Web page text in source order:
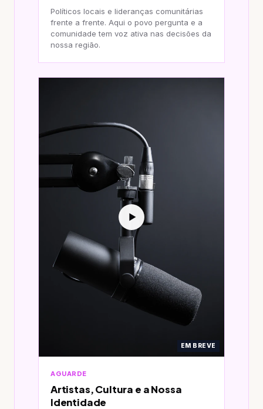
Políticos locais e lideranças comunitárias
frente a frente. Aqui o povo pergunta e a
comunidade tem voz ativa nas decisões da
nossa região.
▶
EM BREVE
AGUARDE
Artistas, Cultura e a Nossa
Identidade